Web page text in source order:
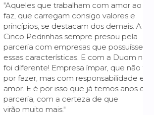
que trabalham com amor ao que
consigo valores e
se destacam dos demais. A
sempre presou pela
empresas que possuíssem
E com a Duom não
Empresa ímpar, que não faz
mas com responsabilidade e
por isso que já temos anos de
a certeza de que
mais."